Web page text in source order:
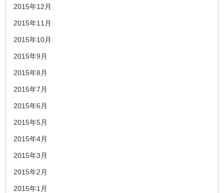
2015年12月
2015年11月
2015年10月
2015年9月
2015年8月
2015年7月
2015年6月
2015年5月
2015年4月
2015年3月
2015年2月
2015年1月